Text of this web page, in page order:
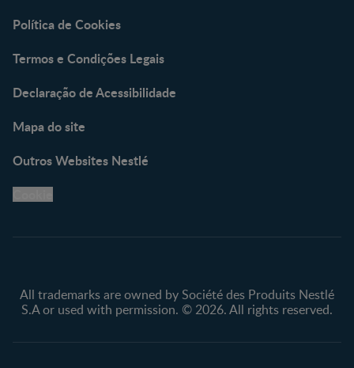
Política de Cookies
Termos e Condições Legais
Declaração de Acessibilidade
Mapa do site
Outros Websites Nestlé
All trademarks are owned by Société des Produits Nestlé
S.A or used with permission. © 2026. All rights reserved.